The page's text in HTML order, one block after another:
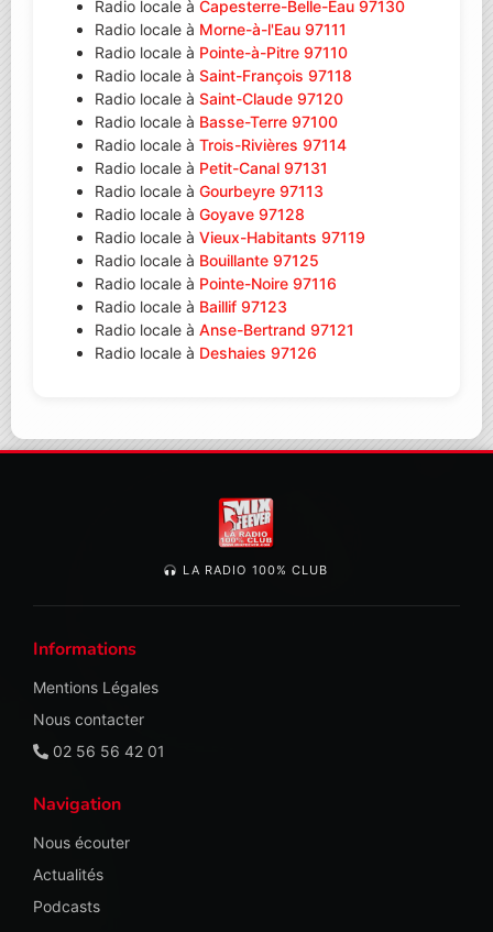
Radio locale à Capesterre-Belle-Eau 97130
Radio locale à Morne-à-l'Eau 97111
Radio locale à Pointe-à-Pitre 97110
Radio locale à Saint-François 97118
Radio locale à Saint-Claude 97120
Radio locale à Basse-Terre 97100
Radio locale à Trois-Rivières 97114
Radio locale à Petit-Canal 97131
Radio locale à Gourbeyre 97113
Radio locale à Goyave 97128
Radio locale à Vieux-Habitants 97119
Radio locale à Bouillante 97125
Radio locale à Pointe-Noire 97116
Radio locale à Baillif 97123
Radio locale à Anse-Bertrand 97121
Radio locale à Deshaies 97126
LA RADIO 100% CLUB
Informations
Mentions Légales
Nous contacter
02 56 56 42 01
Navigation
Nous écouter
Actualités
Podcasts